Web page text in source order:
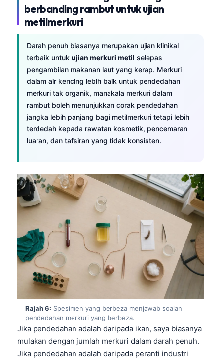
berbanding rambut untuk ujian
metilmerkuri
Darah penuh biasanya merupakan ujian klinikal
terbaik untuk ujian merkuri metil selepas
pengambilan makanan laut yang kerap. Merkuri
dalam air kencing lebih baik untuk pendedahan
merkuri tak organik, manakala merkuri dalam
rambut boleh menunjukkan corak pendedahan
jangka lebih panjang bagi metilmerkuri tetapi lebih
terdedah kepada rawatan kosmetik, pencemaran
luaran, dan tafsiran yang tidak konsisten.
Rajah 6: Spesimen yang berbeza menjawab soalan
pendedahan merkuri yang berbeza.
Jika pendedahan adalah daripada ikan, saya biasanya
mulakan dengan jumlah merkuri dalam darah penuh.
Jika pendedahan adalah daripada peranti industri
O‘zbekcha
Català
Қазақ тілі
Suomi
Hrvatski
Slovenčina
كوردی‎
پښتو
සිංහල
অসমীয়া
Македонски јазик
Euskara
Gàidhlig
Occitan
العربية المغربية
Afrikaans
ພາສາລາວ
Basa Jawa